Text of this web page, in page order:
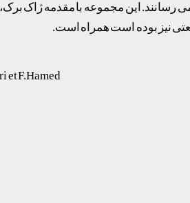
رسانند. این مجموعه با مقدمه ژاک
et F.Hamed